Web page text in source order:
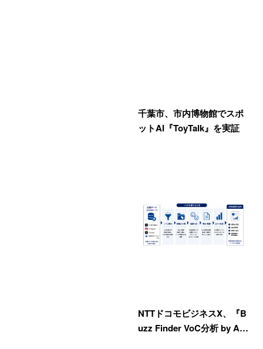
千葉市、市内博物館でスポ
ットAI『ToyTalk』を実証
NTTドコモビジネスX、『B
uzz Finder VoC分析 by A…